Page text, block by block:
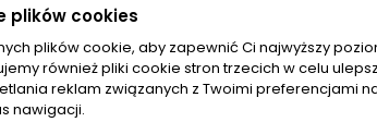
plików cookies
plików cookie, aby zapewnić Ci najwyższy
również pliki cookie stron trzecich w celu
reklam związanych z Twoimi preferencjami
nawigacji.